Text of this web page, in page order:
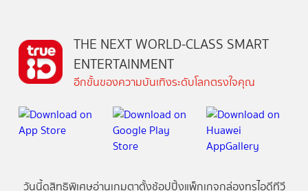
THE NEXT WORLD-CLASS SMART
ENTERTAINMENT
อีกขั้นของความบันเทิงระดับโลกตรงใจคุณ
วันนี้ดูสิทธิพิเศษอ่านเกมตาตั้งช้อปปิ้งแพ็กเกจกล่องทรูไอดีทีวี